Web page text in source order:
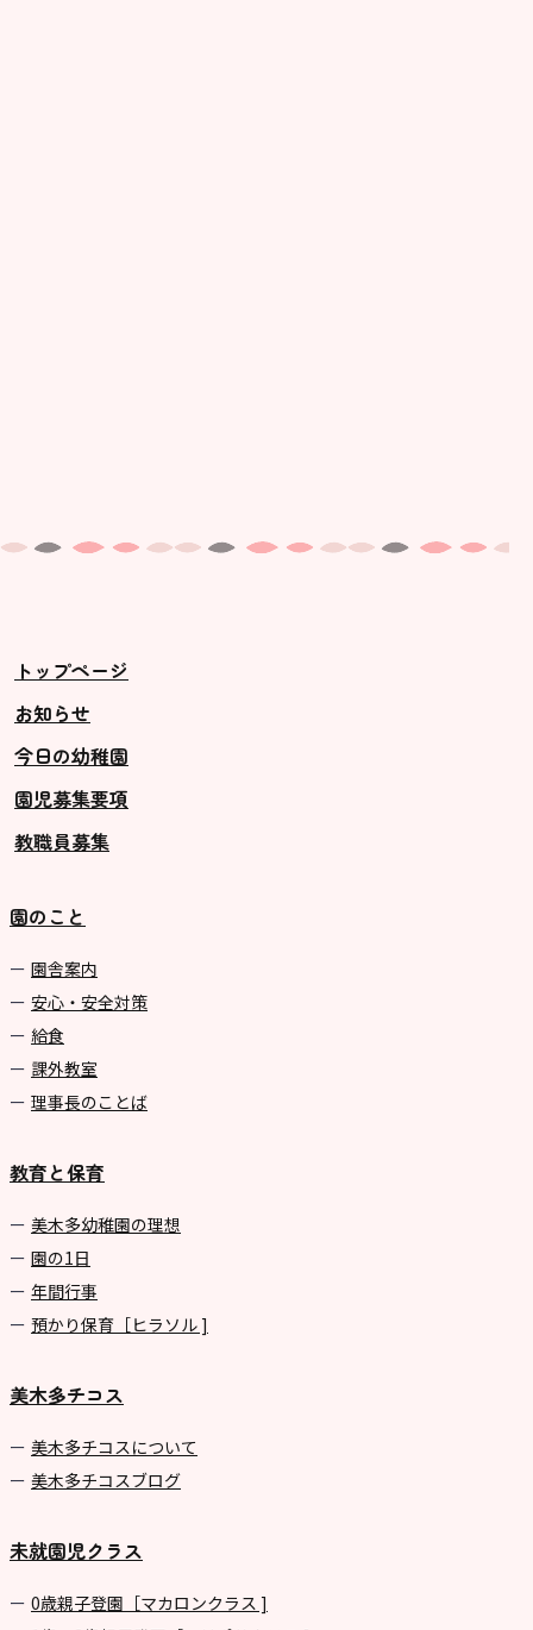
トップページ
お知らせ
今日の幼稚園
園児募集要項
教職員募集
園のこと
園舎案内
安心・安全対策
給食
課外教室
理事長のことば
教育と保育
美⽊多幼稚園の理想
園の1⽇
年間⾏事
預かり保育［ヒラソル ]
美木多チコス
美⽊多チコスについて
美⽊多チコスブログ
未就園児クラス
0歳親子登園［マカロンクラス ]